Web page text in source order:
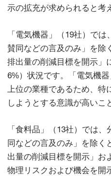
示の拡充が求められると考
「電気機器」（19社）で
賛同などの言及のみ」を
排出量の削減目標を開示」
6%）状況です。「電気機
上位の業種であるため、特
しようとする意識が高いこ
「食料品」（13社）では
同などの言及のみ」を除
出量の削減目標を開示」お
物理リスクおよび機会を開